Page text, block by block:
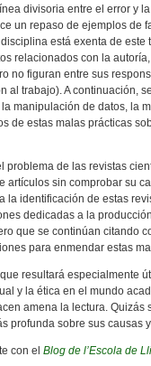
divisoria entre el error y
un repaso de ejemplos de
está exenta de
relacionados con la
no figuran entre sus
al trabajo). A continuación,
manipulación de datos, la
de estas malas prácticas
problema de las revistas
artículos sin comprobar su
la identificación de estas
dedicadas a la
que se continúan citando
para enmendar estas
resultará especialmente
y la ética en el mundo
amena la lectura.
profunda sobre sus causas
con el Blog de l’Escola de